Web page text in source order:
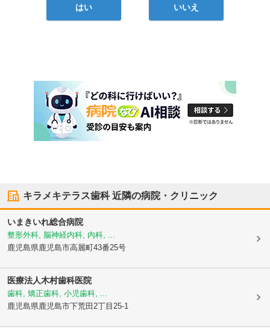
はい いいえ
キラメキテラス歯科近隣の病院・クリニック
いまきいれ総合病院
整形外科, 脳神経内科, 内科, ...
鹿児島県鹿児島市高麗町43番25号
医療法人木村歯科医院
歯科, 矯正歯科, 小児歯科, ...
鹿児島県鹿児島市下荒田2丁目25-1